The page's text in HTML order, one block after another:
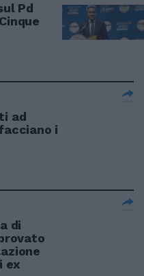
Pd
ad
i
di
ex